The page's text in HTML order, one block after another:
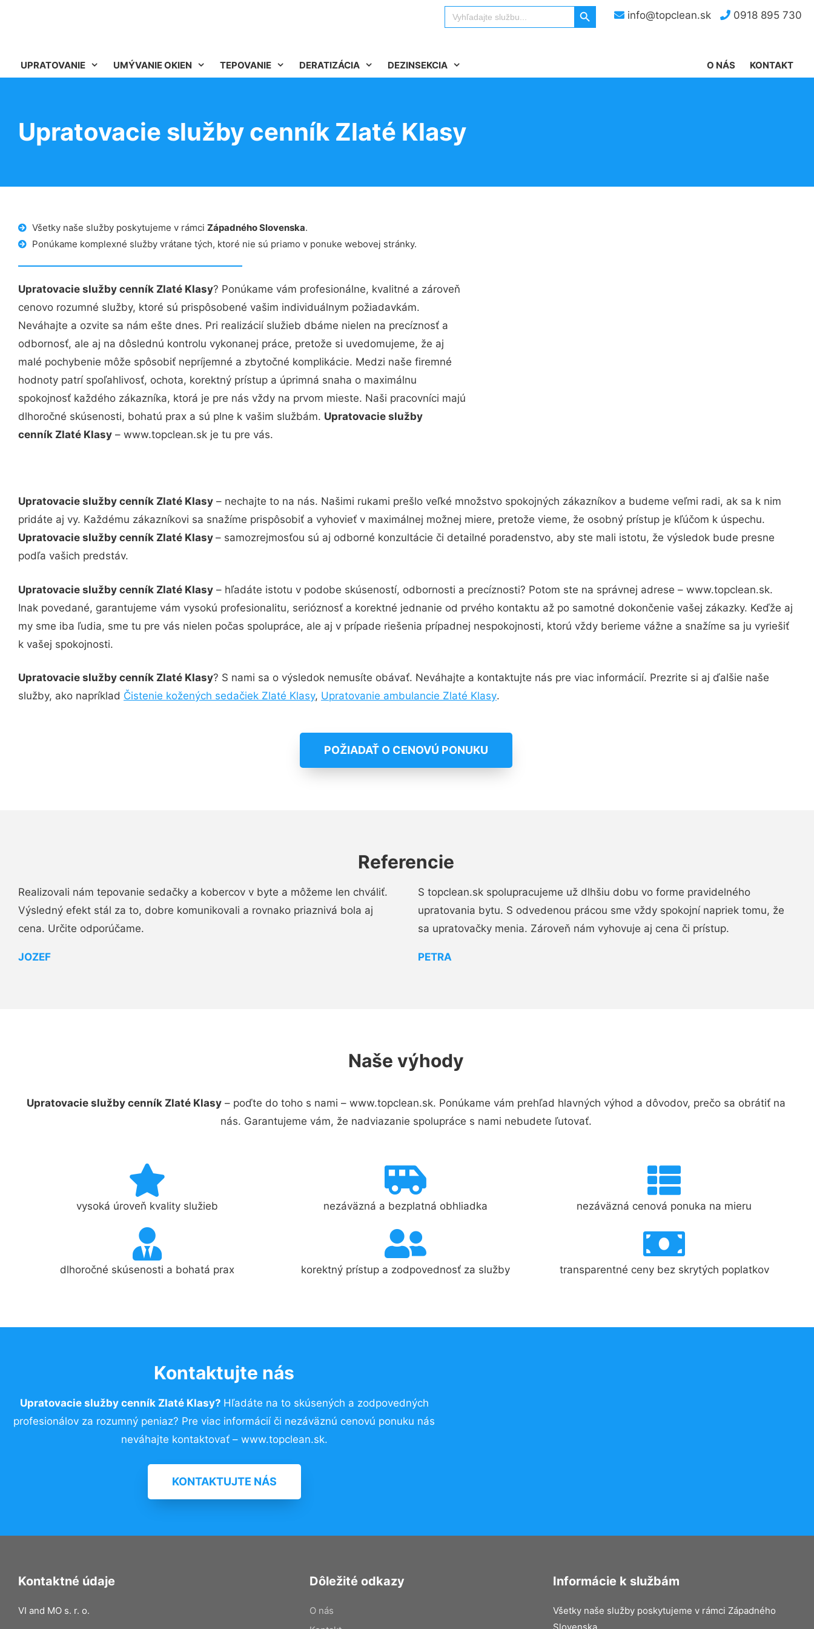
info@topclean.sk 0918 895 730
Search
for:
Search Button
UPRATOVANIE UMÝVANIE OKIEN TEPOVANIE DERATIZÁCIA DEZINSEKCIA KONTAKT
O NÁS
Upratovacie služby cenník Zlaté Klasy
Všetky naše služby poskytujeme v rámci Západného Slovenska.
Ponúkame komplexné služby vrátane tých, ktoré nie sú priamo v ponuke webovej stránky.
Upratovacie služby cenník Zlaté Klasy? Ponúkame vám profesionálne, kvalitné a zároveň
cenovo rozumné služby, ktoré sú prispôsobené vašim individuálnym požiadavkám.
Neváhajte a ozvite sa nám ešte dnes. Pri realizácií služieb dbáme nielen na precíznosť a
odbornosť, ale aj na dôslednú kontrolu vykonanej práce, pretože si uvedomujeme, že aj
malé pochybenie môže spôsobiť nepríjemné a zbytočné komplikácie. Medzi naše firemné
hodnoty patrí spoľahlivosť, ochota, korektný prístup a úprimná snaha o maximálnu
spokojnosť každého zákazníka, ktorá je pre nás vždy na prvom mieste. Naši pracovníci majú
dlhoročné skúsenosti, bohatú prax a sú plne k vašim službám. Upratovacie služby
cenník Zlaté Klasy – www.topclean.sk je tu pre vás.
Upratovacie služby cenník Zlaté Klasy – nechajte to na nás. Našimi rukami prešlo veľké množstvo spokojných zákazníkov a budeme veľmi radi, ak sa k nim
pridáte aj vy. Každému zákazníkovi sa snažíme prispôsobiť a vyhovieť v maximálnej možnej miere, pretože vieme, že osobný prístup je kľúčom k úspechu.
Upratovacie služby cenník Zlaté Klasy – samozrejmosťou sú aj odborné konzultácie či detailné poradenstvo, aby ste mali istotu, že výsledok bude presne
podľa vašich predstáv.
Upratovacie služby cenník Zlaté Klasy – hľadáte istotu v podobe skúseností, odbornosti a precíznosti? Potom ste na správnej adrese – www.topclean.sk.
Inak povedané, garantujeme vám vysokú profesionalitu, serióznosť a korektné jednanie od prvého kontaktu až po samotné dokončenie vašej zákazky. Keďže aj
my sme iba ľudia, sme tu pre vás nielen počas spolupráce, ale aj v prípade riešenia prípadnej nespokojnosti, ktorú vždy berieme vážne a snažíme sa ju vyriešiť
k vašej spokojnosti.
Upratovacie služby cenník Zlaté Klasy? S nami sa o výsledok nemusíte obávať. Neváhajte a kontaktujte nás pre viac informácií. Prezrite si aj ďalšie naše
služby, ako napríklad Čistenie kožených sedačiek Zlaté Klasy, Upratovanie ambulancie Zlaté Klasy.
POŽIADAŤ O CENOVÚ PONUKU
Referencie
Realizovali nám tepovanie sedačky a kobercov v byte a môžeme len chváliť.
Výsledný efekt stál za to, dobre komunikovali a rovnako priaznivá bola aj
cena. Určite odporúčame.
JOZEF
S topclean.sk spolupracujeme už dlhšiu dobu vo forme pravidelného
upratovania bytu. S odvedenou prácou sme vždy spokojní napriek tomu, že
sa upratovačky menia. Zároveň nám vyhovuje aj cena či prístup.
PETRA
Naše výhody
Upratovacie služby cenník Zlaté Klasy– poďte do toho s nami – www.topclean.sk. Ponúkame vám prehľad hlavných výhod a dôvodov, prečo sa obrátiť na
nás. Garantujeme vám, že nadviazanie spolupráce s nami nebudete ľutovať.
vysoká úroveň kvality služieb nezáväzná a bezplatná obhliadka nezáväzná cenová ponuka na mieru
dlhoročné skúsenosti a bohatá prax korektný prístup a zodpovednosť za služby transparentné ceny bez skrytých poplatkov
Kontaktujte nás
Upratovacie služby cenník Zlaté Klasy? Hľadáte na to skúsených a zodpovedných
profesionálov za rozumný peniaz? Pre viac informácií či nezáväznú cenovú ponuku nás
neváhajte kontaktovať – www.topclean.sk.
KONTAKTUJTE NÁS
Kontaktné údaje
VI and MO s. r. o.
Dôležité odkazy
O nás
Informácie k službám
Všetky naše služby poskytujeme v rámci Západného
Slovenska.